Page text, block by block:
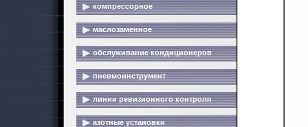
компрессорное
маслозаменное
обслуживание кондиционеров
пневмоинструмент
линии ревизионного контроля
азотные установки